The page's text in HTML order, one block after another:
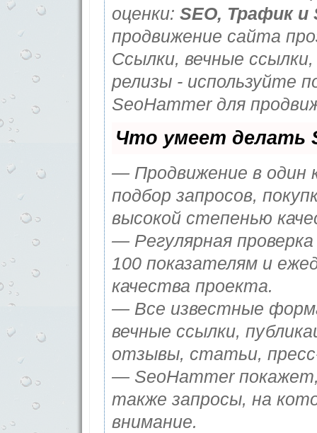
оценки: SEO, Трафик и
продвижение сайта
Ссылки, вечные
релизы - используйте
SeoHammer для
Что умеет делать
— Продвижение в один
подбор запросов,
высокой степенью
— Регулярная
100 показателям и
качества проекта.
— Все известные
вечные ссылки,
отзывы, статьи,
— SeoHammer
также запросы, на
внимание.